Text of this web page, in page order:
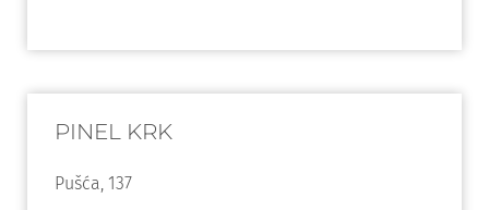
PINEL KRK
Pušća, 137